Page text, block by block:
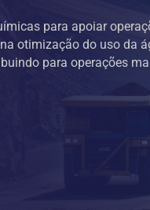
para apoiar
otimização do uso da
para operações